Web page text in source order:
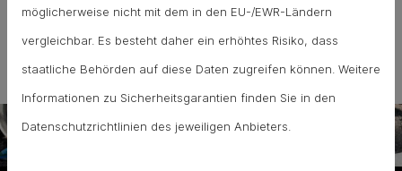
möglicherweise nicht mit dem in den EU-/EWR-Ländern
vergleichbar. Es besteht daher ein erhöhtes Risiko, dass
staatliche Behörden auf diese Daten zugreifen können. Weitere
Informationen zu Sicherheitsgarantien finden Sie in den
Datenschutzrichtlinien des jeweiligen Anbieters.